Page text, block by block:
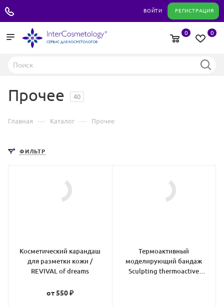
ВОЙТИ РЕГИСТРАЦИЯ
0
0
Прочее 40
Главная — Каталог — Прочее
ФИЛЬТР
Косметический карандаш
для разметки кожи /
REVIVAL of dreams
от550 ₽
Термоактивный
моделирующий бандаж
Sculpting thermoactive